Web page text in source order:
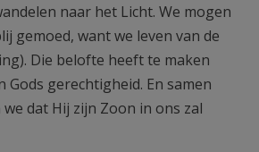
naar het Licht. We mogen
gemoed, want we leven van de
Die belofte heeft te maken
Gods gerechtigheid. En samen
dat Hij zijn Zoon in ons zal